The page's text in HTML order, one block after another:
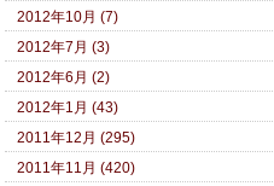
2012年10月 (7)
2012年7月 (3)
2012年6月 (2)
2012年1月 (43)
2011年12月 (295)
2011年11月 (420)